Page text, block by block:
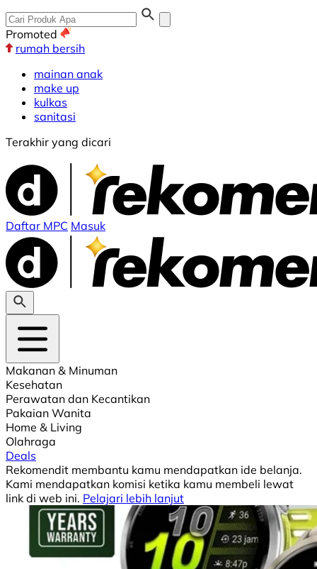
Promoted
rumah bersih
mainan anak
make up
kulkas
sanitasi
Terakhir yang dicari
Daftar MPC Masuk
Makanan & Minuman
Kesehatan
Perawatan dan Kecantikan
Pakaian Wanita
Home & Living
Olahraga
Deals
Rekomendit membantu kamu mendapatkan ide belanja.
Kami mendapatkan komisi ketika kamu membeli lewat
link di web ini. Pelajari lebih lanjut